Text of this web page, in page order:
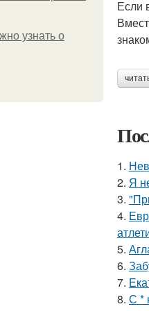
узнать о
Если
1.
2. Я
3.
4.
5.
6.
7.
8. С *